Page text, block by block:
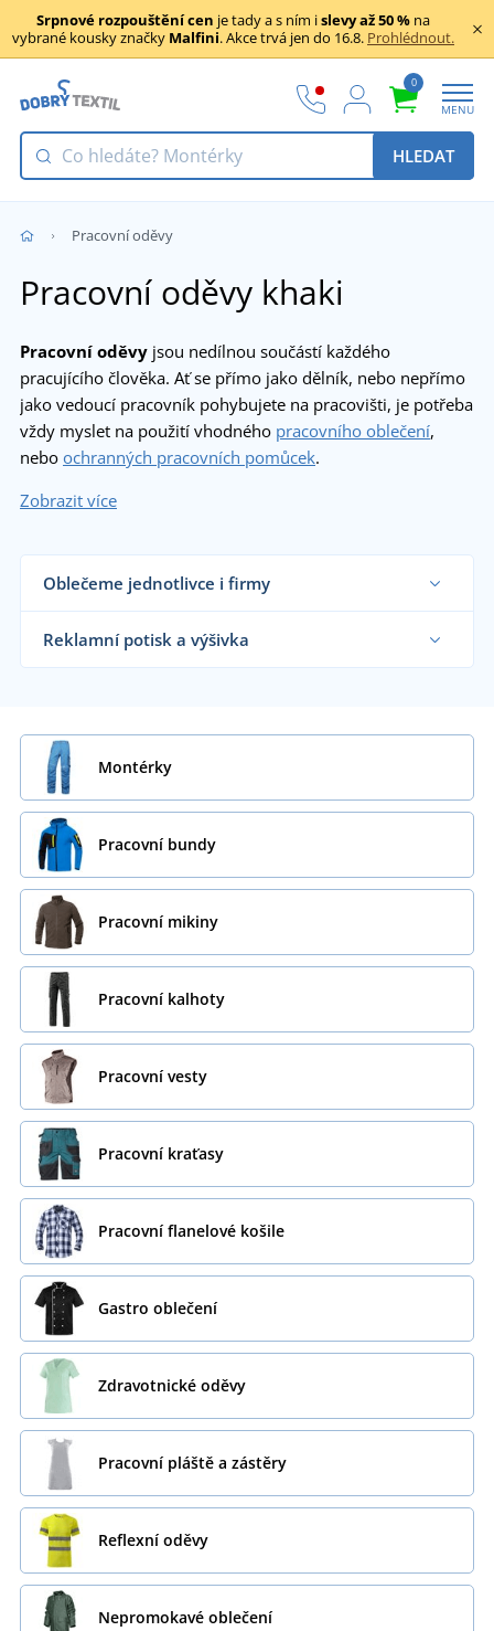
Srpnové rozpouštění cen je tady a s ním islevy až 50 % na
vybrané kousky značky Malfini. Akce trvá jen do 16.8. Prohlédnout.
0
MENU
HLEDAT
Pracovní oděvy
Pracovní oděvy khaki
Pracovní oděvy jsou nedílnou součástí každého
pracujícího člověka. Ať se přímo jako dělník, nebo nepřímo
jako vedoucí pracovník pohybujete na pracovišti, je potřeba
vždy myslet na použití vhodného pracovního oblečení,
nebo ochranných pracovních pomůcek.
Zobrazit více
Oblečeme jednotlivce i firmy
Dodáváme pracovní oblečení řemeslníkům,
velkým výrobním firmám i koncovým zákazníkům
již od 1 kusu.
Chci vědět více
Reklamní potisk a výšivka
Montérky
Pracovní bundy
Pracovní mikiny
Pracovní kalhoty
Pracovní vesty
Pracovní kraťasy
Pracovní flanelové košile
Gastro oblečení
Zdravotnické oděvy
Pracovní pláště a zástěry
Reflexní oděvy
Nepromokavé oblečení